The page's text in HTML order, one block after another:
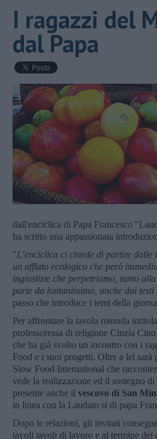
I ragazzi del
dal Papa
dall'enciclica di Papa Francesco
ha scritto una appassionata
"L’enciclica ci chiede di partire
un afflato ecologico che però
ingiustizie che perpetriamo, tanto
parte da lontanissimo, anche dai
passo che introduce i temi della
Per affrontare la tavola rotonda
professoressa di religione Cinzia
che ha già svolto un incontro con i
Food e i suoi progetti. Oltre a lei sarà
Slow Food International che
vede la realizzazione ed il sostegno
presente anche il vescovo di San
in linea con la Laudato si di papa
Dopo le relazioni, gli invitati
tavoli tavoli di lavoro e al termine